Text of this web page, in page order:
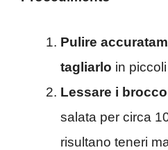
Pulire
tagliarlo in
Lessare i
salata per circa
risultano teneri